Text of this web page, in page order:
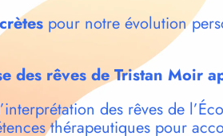
pour notre évolution
des rêves de Tristan Moir
des rêves de
thérapeutiques pour